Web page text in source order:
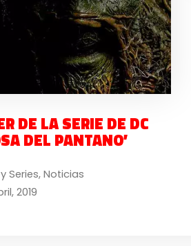
DE LA SERIE DE DC
DEL PANTANO’
Series, Noticias
2019